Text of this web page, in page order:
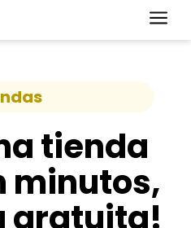
a
tienda
minutos,
gratuita!